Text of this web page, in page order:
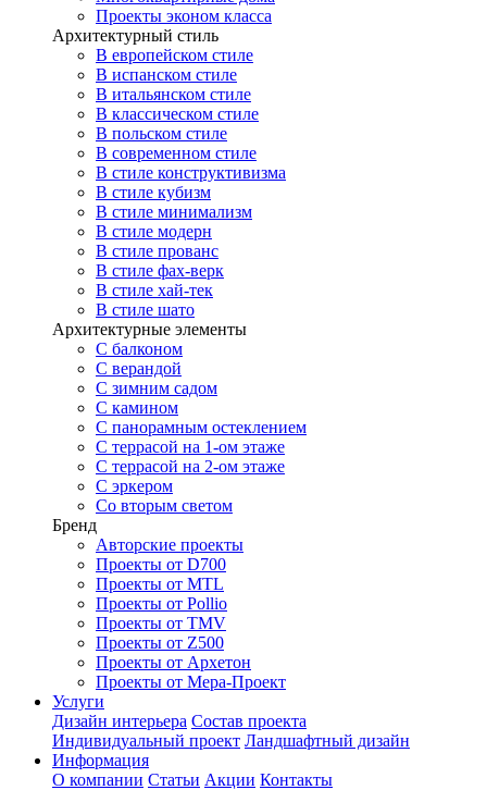
Проекты эконом класса
Архитектурный стиль
В европейском стиле
В испанском стиле
В итальянском стиле
В классическом стиле
В польском стиле
В современном стиле
В стиле конструктивизма
В стиле кубизм
В стиле минимализм
В стиле модерн
В стиле прованс
В стиле фах-верк
В стиле хай-тек
В стиле шато
Архитектурные элементы
С балконом
С верандой
С зимним садом
С камином
С панорамным остеклением
С террасой на 1-ом этаже
С террасой на 2-ом этаже
С эркером
Со вторым светом
Бренд
Авторские проекты
Проекты от D700
Проекты от MTL
Проекты от Pollio
Проекты от TMV
Проекты от Z500
Проекты от Архетон
Проекты от Мера-Проект
Услуги
Дизайн интерьера Состав проекта
Индивидуальный проект Ландшафтный дизайн
Информация
О компании Статьи Акции Контакты